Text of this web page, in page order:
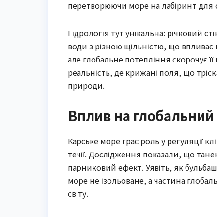
перетворюючи море на лабіринт для
Гідрологія тут унікальна: річковий
води з різною щільністю, що
але глобальне потепління скорочує
реальність, де крижані поля, що
природи.
Вплив на глобальний
Карське море грає роль у регуляції
течії. Дослідження показали, що
парниковий ефект. Уявіть, як
море не ізольоване, а частина
світу.